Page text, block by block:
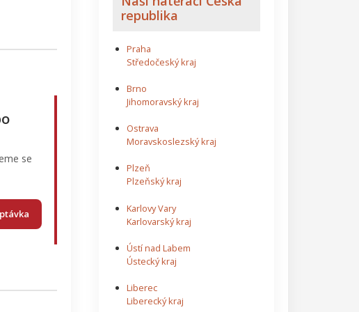
se
republika
Praha
Středočeský kraj
Brno
Jihomoravský kraj
Ostrava
Moravskoslezský kraj
Plzeň
Plzeňský kraj
Karlovy Vary
Karlovarský kraj
Ústí nad Labem
Ústecký kraj
Liberec
Liberecký kraj